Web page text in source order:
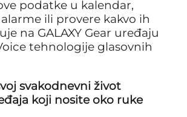
podatke u kalendar,
ili provere kakvo ih
na GALAXY Gear uređaju
tehnologije glasovnih
svakodnevni život
koji nosite oko ruke